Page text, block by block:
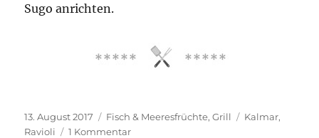
Sugo anrichten.
Veröffentlicht
am
13. August 2017 Kategorien
Fisch & Meeresfrüchte,Grill Schlagwörter
Kalmar,
Ravioli
1 Kommentarzu